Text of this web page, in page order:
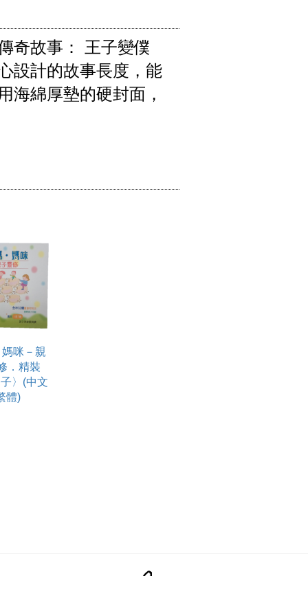
奇故事： 王子變僕
設計的故事長度，能
海綿厚墊的硬封面，
咪－親
．精裝
〉(中文
體)